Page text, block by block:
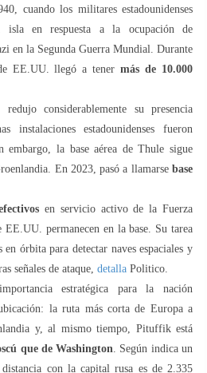
cuando los militares estadounidenses
isla en respuesta a la ocupación de
en la Segunda Guerra Mundial. Durante
EE.UU. llegó a tenermás de 10.000
considerablemente su presencia
estadounidenses fueron
embargo, la base aérea de Thule sigue
En 2023, pasó a llamarse base
en servicio activo de la Fuerza
permanecen en la base. Su tarea
órbita para detectar naves espaciales y
señales de ataque, detalla Politico.
estratégica para la nación
la ruta más corta de Europa a
y, al mismo tiempo, Pituffik está
que de Washington . Según indica un
con la capital rusa es de 2.335